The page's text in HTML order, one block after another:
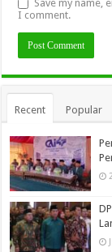
Save my name,
I comment.
Recent Popular